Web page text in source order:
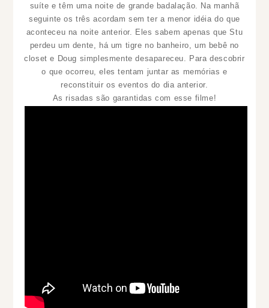
suíte e têm uma noite de grande badalação. Na manhã
seguinte os três acordam sem ter a menor idéia do que
aconteceu na noite anterior. Eles sabem apenas que Stu
perdeu um dente, há um tigre no banheiro, um bebê no
closet e Doug simplesmente desapareceu. Para descobrir
o que ocorreu, eles tentam juntar as memórias e
reconstituir os eventos do dia anterior.
As risadas são garantidas com esse filme!